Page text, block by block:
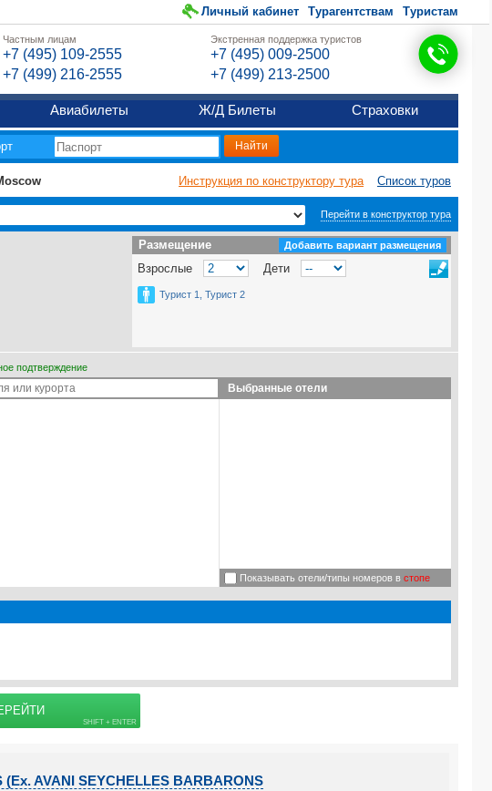
Личный кабинет Турагентствам Туристам
Частным лицам
+7 (495) 109-2555
+7 (499) 216-2555
Экстренная поддержка туристов
+7 (495) 009-2500
+7 (499) 213-2500
Авиабилеты Ж/Д Билеты Страховки
Инструкция по конструктору тура Список туров
Перейти в конструктор тура
Размещение
Размещение Добавить вариант размещения
Взрослые Дети
Турист 1, Турист 2
подтверждение
Показывать отели/типы номеров в стопе
Выбранные отели
AVANI SEYCHELLES BARBARONS